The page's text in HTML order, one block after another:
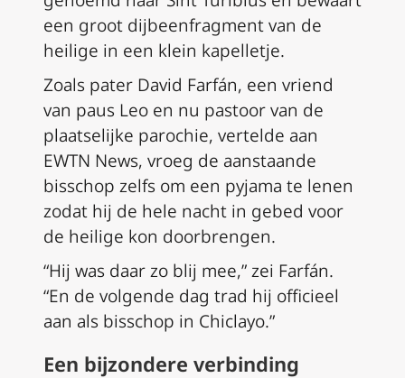
een groot dijbeenfragment van de
heilige in een klein kapelletje.
Zoals pater David Farfán, een vriend
van paus Leo en nu pastoor van de
plaatselijke parochie, vertelde aan
EWTN News, vroeg de aanstaande
bisschop zelfs om een pyjama te lenen
zodat hij de hele nacht in gebed voor
de heilige kon doorbrengen.
“Hij was daar zo blij mee,” zei Farfán.
“En de volgende dag trad hij officieel
aan als bisschop in Chiclayo.”
Een bijzondere verbinding